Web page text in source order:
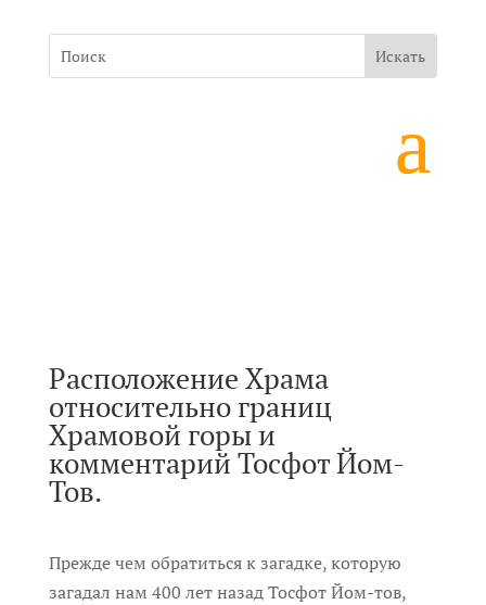
Расположение Храма
относительно границ
Храмовой горы и
комментарий Тосфот Йом-
Тов.
Прежде чем обратиться к загадке, которую
загадал нам 400 лет назад Тосфот Йом-тов,